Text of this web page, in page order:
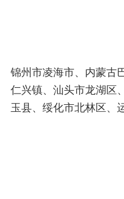
锦州市凌海市、内蒙古
仁兴镇、汕头市龙湖区
玉县、绥化市北林区、